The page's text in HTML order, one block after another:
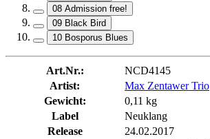
08 Admission free!
09 Black Bird
10 Bosporus Blues
Art.Nr.:
NCD4145
Artist:
Max Zentawer Trio
Gewicht:
0,11 kg
Label
Neuklang
Release
24.02.2017